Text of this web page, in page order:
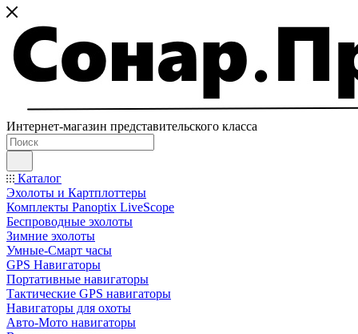
Интернет-магазин представительского класса
Каталог
Эхолоты и Картплоттеры
Комплекты Panoptix LiveScope
Беспроводные эхолоты
Зимние эхолоты
Умные-Смарт часы
GPS Навигаторы
Портативные навигаторы
Тактические GPS навигаторы
Навигаторы для охоты
Авто-Мото навигаторы